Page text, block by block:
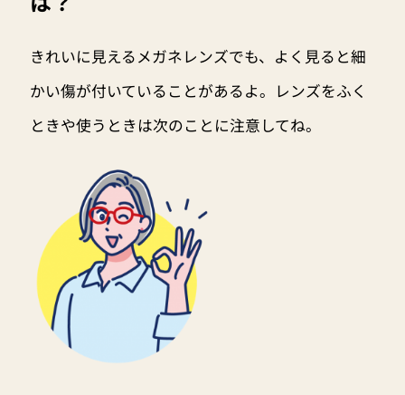
きれいに見えるメガネレンズでも、よく見ると細
かい傷が付いていることがあるよ。レンズをふく
ときや使うときは次のことに注意してね。